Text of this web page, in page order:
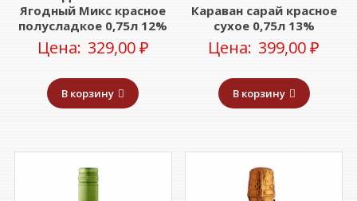
Ягодный Микс красное
полусладкое 0,75л 12%
Цена: 329,00₽
В корзину
Караван сарай красное
сухое 0,75л 13%
Цена: 399,00₽
В корзину